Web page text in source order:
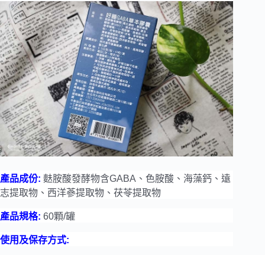
產品成份: 麩胺酸發酵物含GABA 、色胺酸、海藻鈣、遠
志提取物、西洋蔘提取物、茯苓提取物
產品規格: 60顆/罐
使用及保存方式: